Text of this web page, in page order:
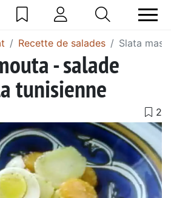
Recette de salades Slata
- salade
tunisienne